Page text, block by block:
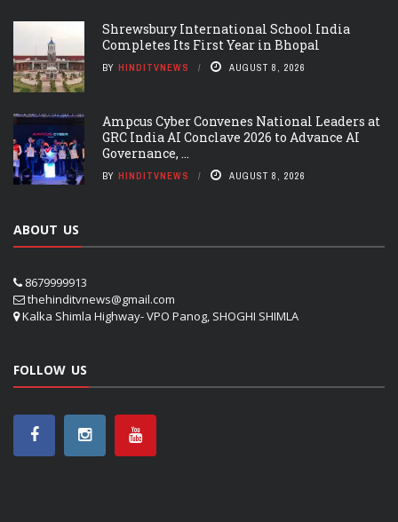
Shrewsbury International School India
Completes Its First Year in Bhopal
BY HINDITVNEWS AUGUST 8, 2026
Ampcus Cyber Convenes National Leaders at
GRC India AI Conclave 2026 to Advance AI
Governance, ...
BY HINDITVNEWS AUGUST 8, 2026
ABOUT US
8679999913
thehinditvnews@gmail.com
Kalka Shimla Highway- VPO Panog, SHOGHI SHIMLA
FOLLOW US